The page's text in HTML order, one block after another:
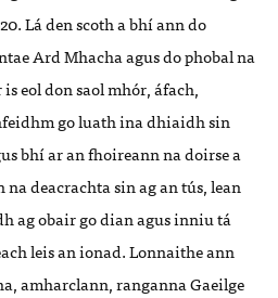
Lá den scoth a bhí ann do
Ard Mhacha agus do phobal na
eol don saol mhór, áfach,
go luath ina dhiaidh sin
bhí ar an fhoireann na doirse a
deacrachta sin ag an tús, lean
ag obair go dian agus inniu tá
leis an ionad. Lonnaithe ann
amharclann, ranganna Gaeilge